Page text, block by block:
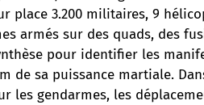
place 3.200 militaires, 9
armés sur des quads, des
pour identifier les
de sa puissance martiale.
les gendarmes, les